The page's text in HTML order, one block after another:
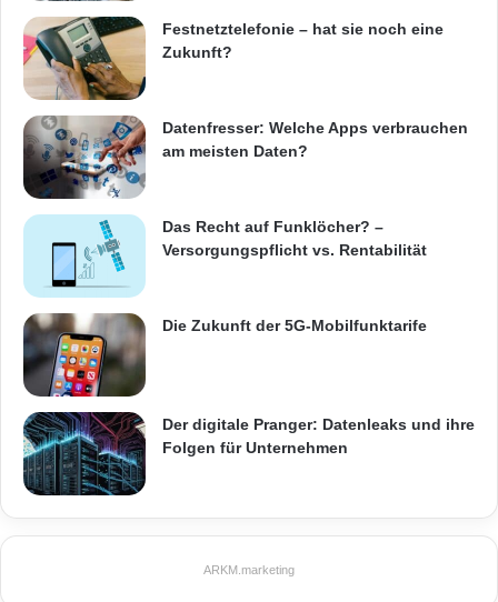
Festnetztelefonie – hat sie noch eine
Zukunft?
Datenfresser: Welche Apps verbrauchen
am meisten Daten?
Das Recht auf Funklöcher? –
Versorgungspflicht vs. Rentabilität
Die Zukunft der 5G-Mobilfunktarife
Der digitale Pranger: Datenleaks und ihre
Folgen für Unternehmen
ARKM.marketing